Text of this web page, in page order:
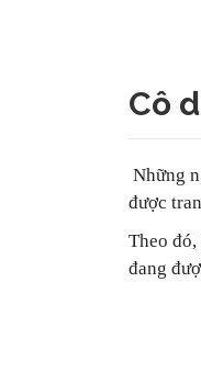
Cô
Những
được
Theo
đang